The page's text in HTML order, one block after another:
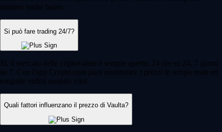
minimo molto basso.
Si può fare trading 24/7?
Sì, il mercato delle criptovalute è sempre aperto, 24 ore su 24, 7 giorni
su 7. Con l'app Crypto.com puoi monitorare i prezzi in tempo reale ed
eseguire ordini quando vuoi.
Quali fattori influenzano il prezzo di Vaulta?